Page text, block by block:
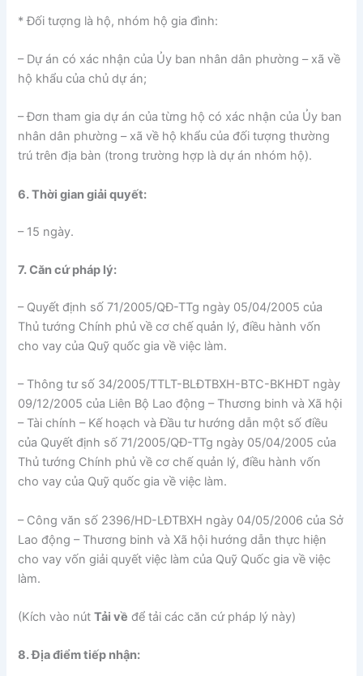
* Đối tượng là hộ, nhóm hộ gia đình:
– Dự án có xác nhận của Ủy ban nhân dân phường – xã về
hộ khẩu của chủ dự án;
– Đơn tham gia dự án của từng hộ có xác nhận của Ủy ban
nhân dân phường – xã về hộ khẩu của đối tượng thường
trú trên địa bàn (trong trường hợp là dự án nhóm hộ).
6. Thời gian giải quyết:
– 15 ngày.
7. Căn cứ pháp lý:
– Quyết định số 71/2005/QĐ-TTg ngày 05/04/2005 của
Thủ tướng Chính phủ về cơ chế quản lý, điều hành vốn
cho vay của Quỹ quốc gia về việc làm.
– Thông tư số 34/2005/TTLT-BLĐTBXH-BTC-BKHĐT ngày
09/12/2005 của Liên Bộ Lao động – Thương binh và Xã hội
– Tài chính – Kế hoạch và Đầu tư hướng dẫn một số điều
của Quyết định số 71/2005/QĐ-TTg ngày 05/04/2005 của
Thủ tướng Chính phủ về cơ chế quản lý, điều hành vốn
cho vay của Quỹ quốc gia về việc làm.
– Công văn số 2396/HD-LĐTBXH ngày 04/05/2006 của Sở
Lao động – Thương binh và Xã hội hướng dẫn thực hiện
cho vay vốn giải quyết việc làm của Quỹ Quốc gia về việc
làm.
(Kích vào nútTải về để tải các căn cứ pháp lý này)
8. Địa điểm tiếp nhận: